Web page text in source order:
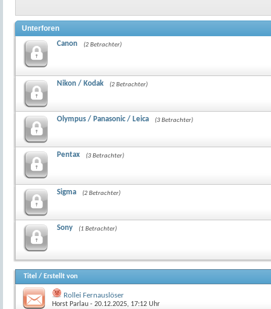
Unterforen
Canon (2 Betrachter)
Nikon / Kodak (2 Betrachter)
Olympus / Panasonic / Leica (3 Betrachter)
Pentax (3 Betrachter)
Sigma (2 Betrachter)
Sony (1 Betrachter)
Titel / Erstellt von
Rollei Fernauslöser
Horst Parlau - 20.12.2025, 17:12 Uhr